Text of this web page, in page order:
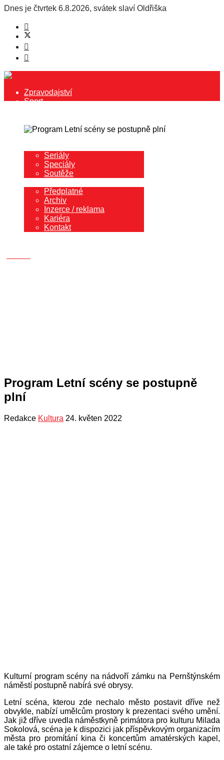
Dnes je čtvrtek 6.8.2026, svátek slaví Oldřiška
Zpravodajství
Sport
Rozhovory
Seriály
Speciály
Soutěže
Předplatné
Archiv
Inzerce / reklama
Kariéra
Kontakt
Program Letní scény se postupně
plní
Redakce Kultura 24. květen 2022
Kulturní program scény na nádvoří zámku na Pernštýnském
náměstí postupně nabírá své obrysy.
Letní scéna, kterou zde nechalo město postavit dříve než
obvykle, nabízí umělcům prostory k prezentaci svého umění.
Jak již dříve uvedla náměstkyně primátora pro kulturu Milada
Sokolová, scéna je k dispozici jak příspěvkovým organizacím
města pro promítání kina či koncertům amatérských kapel,
ale také pro ostatní zájemce o letní scénu.